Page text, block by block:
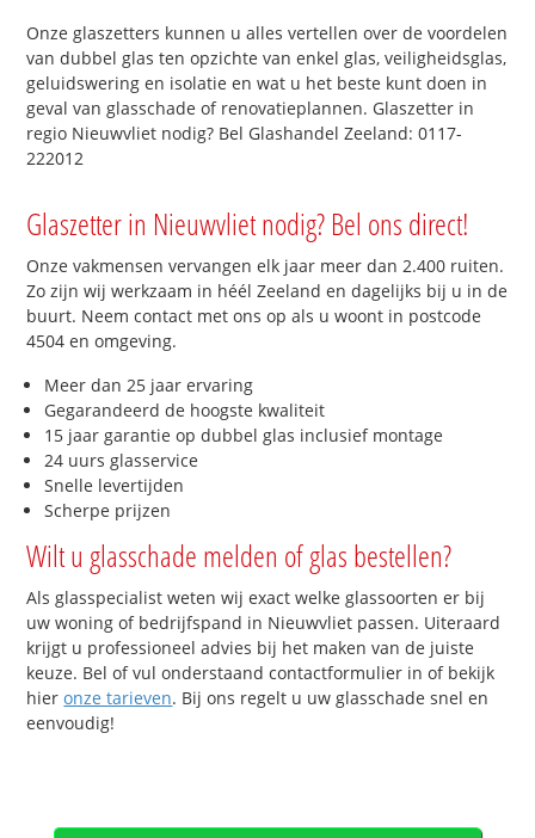
Onze glaszetters kunnen u alles vertellen over de voordelen
van dubbel glas ten opzichte van enkel glas, veiligheidsglas,
geluidswering en isolatie en wat u het beste kunt doen in
geval van glasschade of renovatieplannen. Glaszetter in
regio Nieuwvliet nodig? Bel Glashandel Zeeland: 0117-
222012
Glaszetter in Nieuwvliet nodig? Bel ons direct!
Onze vakmensen vervangen elk jaar meer dan 2.400 ruiten.
Zo zijn wij werkzaam in héél Zeeland en dagelijks bij u in de
buurt. Neem contact met ons op als u woont in postcode
4504 en omgeving.
Meer dan 25 jaar ervaring
Gegarandeerd de hoogste kwaliteit
15 jaar garantie op dubbel glas inclusief montage
24 uurs glasservice
Snelle levertijden
Scherpe prijzen
Wilt u glasschade melden of glas bestellen?
Als glasspecialist weten wij exact welke glassoorten er bij
uw woning of bedrijfspand in Nieuwvliet passen. Uiteraard
krijgt u professioneel advies bij het maken van de juiste
keuze. Bel of vul onderstaand contactformulier in of bekijk
hieronze tarieven. Bij ons regelt u uw glasschade snel en
eenvoudig!